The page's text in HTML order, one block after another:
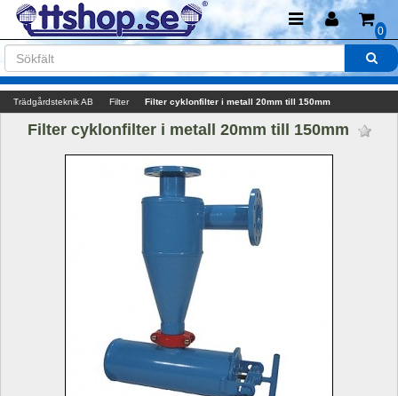
0
Trädgårdsteknik AB Filter Filter cyklonfilter i metall 20mm till 150mm
Filter cyklonfilter i metall 20mm till 150mm